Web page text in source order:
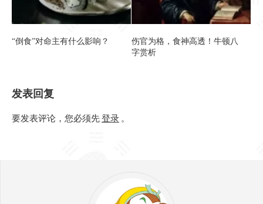
“倒食”对命主有什么影响？
伤官为格，食神高透！牛顿八
字赏析
发表回复
要发表评论，您必须先登录 。